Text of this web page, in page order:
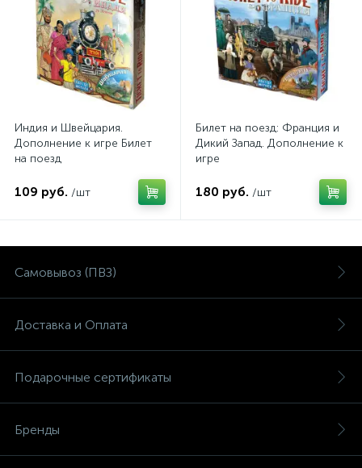
Индия и Швейцария.
Дополнение к игре Билет
на поезд
109 руб. /шт
Билет на поезд: Франция и
Дикий Запад. Дополнение к
игре
180 руб. /шт
Самовывоз (ПВЗ)
Доставка и Оплата
Подарочные сертификаты
Бренды